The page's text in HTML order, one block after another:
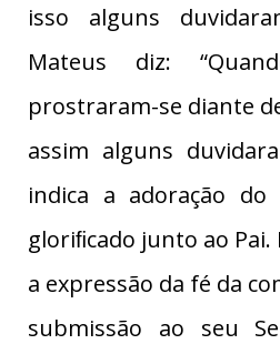
isso alguns
Mateus diz:
prostraram-se diante
assim alguns
indica a adoração
gloriﬁcado junto ao Pai.
a expressão da fé da
submissão ao seu